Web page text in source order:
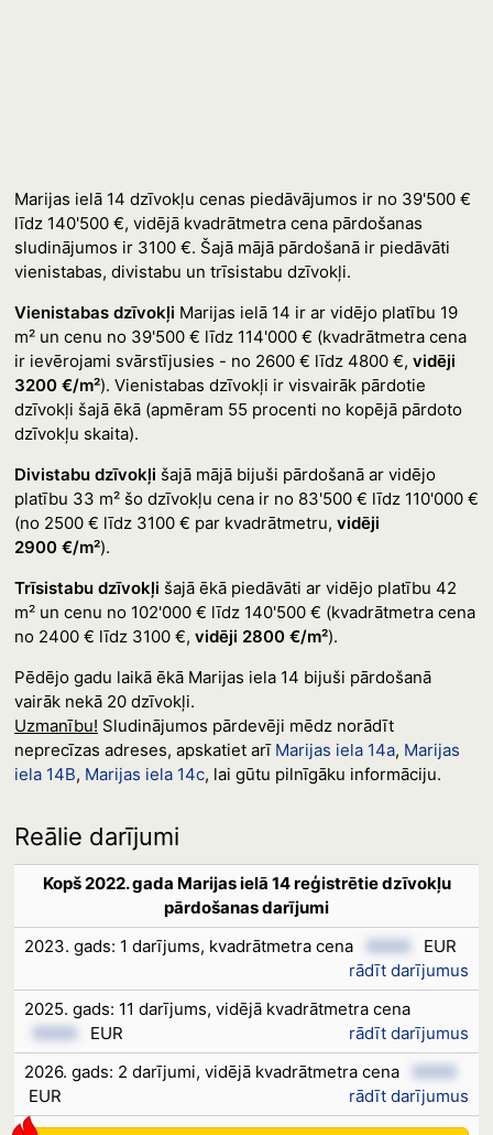
Marijas ielā 14 dzīvokļu cenas piedāvājumos ir no 39'500 €
līdz 140'500 €, vidējā kvadrātmetra cena pārdošanas
sludinājumos ir 3100 €. Šajā mājā pārdošanā ir piedāvāti
vienistabas, divistabu un trīsistabu dzīvokļi.
Vienistabas dzīvokļi Marijas ielā 14 ir ar vidējo platību 19
m² un cenu no 39'500 € līdz 114'000 € (kvadrātmetra cena
ir ievērojami svārstījusies - no 2600 € līdz 4800 €, vidēji
3200 €/m²). Vienistabas dzīvokļi ir visvairāk pārdotie
dzīvokļi šajā ēkā (apmēram 55 procenti no kopējā pārdoto
dzīvokļu skaita).
Divistabu dzīvokļi šajā mājā bijuši pārdošanā ar vidējo
platību 33 m² šo dzīvokļu cena ir no 83'500 € līdz 110'000 €
(no 2500 € līdz 3100 € par kvadrātmetru, vidēji
2900 €/m²).
Trīsistabu dzīvokļi šajā ēkā piedāvāti ar vidējo platību 42
m² un cenu no 102'000 € līdz 140'500 € (kvadrātmetra cena
no 2400 € līdz 3100 €, vidēji 2800 €/m²).
Pēdējo gadu laikā ēkā Marijas iela 14 bijuši pārdošanā
vairāk nekā 20 dzīvokļi.
Uzmanību! Sludinājumos pārdevēji mēdz norādīt
neprecīzas adreses, apskatiet arī Marijas iela 14a, Marijas
iela 14B, Marijas iela 14c, lai gūtu pilnīgāku informāciju.
Reālie darījumi
Kopš 2022. gada Marijas ielā 14 reģistrētie dzīvokļu
pārdošanas darījumi
2023. gads: 1 darījums, kvadrātmetra cena
XXXX
EUR
rādīt darījumus
2025. gads: 11 darījums, vidējā kvadrātmetra cena
XXXX
EUR
rādīt darījumus
2026. gads: 2 darījumi, vidējā kvadrātmetra cena
XXXX
EUR
rādīt darījumus